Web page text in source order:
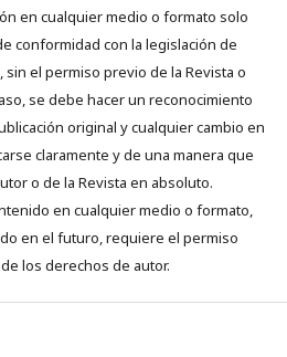
en cualquier medio o formato solo
conformidad con la legislación de
el permiso previo de la Revista o
se debe hacer un reconocimiento
original y cualquier cambio en
claramente y de una manera que
o de la Revista en absoluto.
en cualquier medio o formato,
en el futuro, requiere el permiso
los derechos de autor.